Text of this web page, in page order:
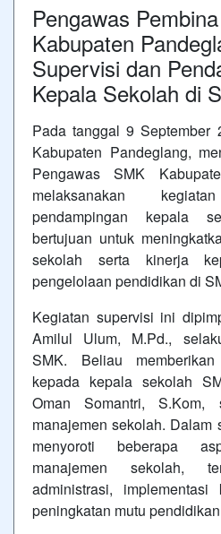
Pengawas
Kabupaten
Supervisi dan
Kepala Sekolah di
Pada tanggal 9 September
Kabupaten Pandeglang,
Pengawas SMK
melaksanakan
pendampingan kepala
bertujuan untuk
sekolah serta kinerja
pengelolaan pendidikan di
Kegiatan supervisi ini
Amilul Ulum, M.Pd.,
SMK. Beliau
kepada kepala sekolah
Oman Somantri, S.Kom,
manajemen sekolah. Dalam
menyoroti beberapa
manajemen sekolah,
administrasi,
peningkatan mutu